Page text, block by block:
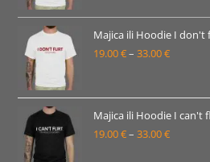
od
19.00 €
do
Majica ili Hoodie I don't
19.00€– 33.00€Raspon
od
19.00 €
do
Majica ili Hoodie I can't
19.00€– 33.00€Raspon